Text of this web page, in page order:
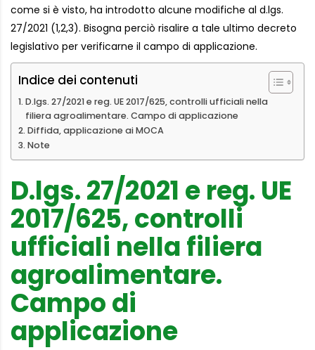
come si è visto, ha introdotto alcune modifiche al d.lgs.
27/2021 (1,2,3). Bisogna perciò risalire a tale ultimo decreto
legislativo per verificarne il campo di applicazione.
Indice dei contenuti
D.lgs. 27/2021 e reg. UE 2017/625, controlli ufficiali nella
filiera agroalimentare. Campo di applicazione
Diffida, applicazione ai MOCA
Note
D.lgs. 27/2021 e reg. UE
2017/625, controlli
ufficiali nella filiera
agroalimentare.
Campo di
applicazione